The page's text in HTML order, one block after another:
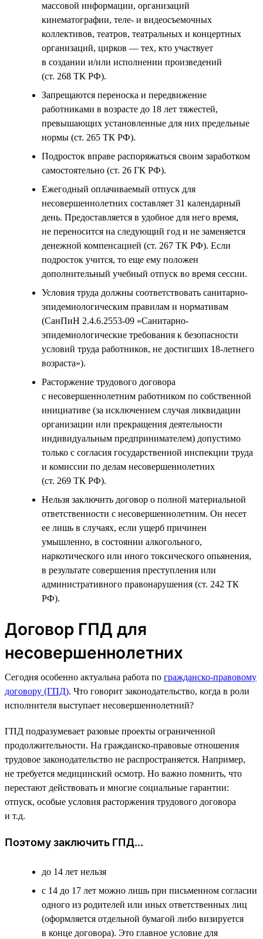
массовой информации, организаций
кинематографии, теле- и видеосъемочных
коллективов, театров, театральных и концертных
организаций, цирков — тех, кто участвует
в создании и/или исполнении произведений
(ст. 268 ТК РФ).
Запрещаются переноска и передвижение
работниками в возрасте до 18 лет тяжестей,
превышающих установленные для них предельные
нормы (ст. 265 ТК РФ).
Подросток вправе распоряжаться своим заработком
самостоятельно (ст. 26 ГК РФ).
Ежегодный оплачиваемый отпуск для
несовершеннолетних составляет 31 календарный
день. Предоставляется в удобное для него время,
не переносится на следующий год и не заменяется
денежной компенсацией (ст. 267 ТК РФ). Если
подросток учится, то еще ему положен
дополнительный учебный отпуск во время сессии.
Условия труда должны соответствовать санитарно-
эпидемиологическим правилам и нормативам
(СанПиН 2.4.6.2553-09 «Санитарно-
эпидемиологические требования к безопасности
условий труда работников, не достигших 18-летнего
возраста»).
Расторжение трудового договора
с несовершеннолетним работником по собственной
инициативе (за исключением случая ликвидации
организации или прекращения деятельности
индивидуальным предпринимателем) допустимо
только с согласия государственной инспекции труда
и комиссии по делам несовершеннолетних
(ст. 269 ТК РФ).
Нельзя заключить договор о полной материальной
ответственности с несовершеннолетним. Он несет
ее лишь в случаях, если ущерб причинен
умышленно, в состоянии алкогольного,
наркотического или иного токсического опьянения,
в результате совершения преступления или
административного правонарушения (ст. 242 ТК
РФ).
Договор ГПД для
несовершеннолетних
Сегодня особенно актуальна работа по гражданско-правовому
договору (ГПД). Что говорит законодательство, когда в роли
исполнителя выступает несовершеннолетний?
ГПД подразумевает разовые проекты ограниченной
продолжительности. На гражданско-правовые отношения
трудовое законодательство не распространяется. Например,
не требуется медицинский осмотр. Но важно помнить, что
перестают действовать и многие социальные гарантии:
отпуск, особые условия расторжения трудового договора
и т.д.
Поэтому заключить ГПД...
до 14 лет нельзя
с 14 до 17 лет можно лишь при письменном согласии
одного из родителей или иных ответственных лиц
(оформляется отдельной бумагой либо визируется
в конце договора). Это главное условие для